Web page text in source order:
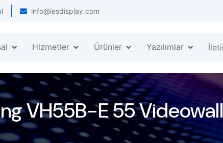
info@iesdisplay.com
Hizmetler Ürünler Yazılımlar
VH55B-E 55